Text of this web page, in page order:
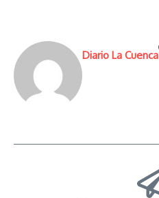
Diario La Cuenca